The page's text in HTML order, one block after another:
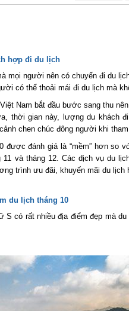
hợp đi du lịch
mọi người nên có chuyến đi du
có thể thoải mái đi du lịch mà
Nam bắt đầu bước sang thu
thời gian này, lượng du khách đi
chen chúc đông người khi
được đánh giá là “mềm” hơn so
11 và tháng 12. Các dịch vụ du
trình ưu đãi, khuyến mãi du lịch
du lịch tháng 10
S có rất nhiều địa điểm đẹp mà du